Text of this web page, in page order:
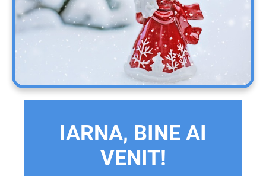
IARNA, BINE AI
VENIT!